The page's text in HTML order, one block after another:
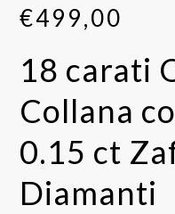
€499,00
18 carati
Collana
0.15 ct
Diamanti